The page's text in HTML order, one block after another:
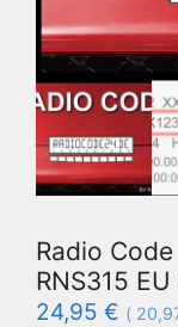
Radio
RNS315
24,95 € (